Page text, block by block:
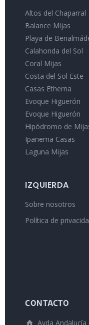
Altos del Chaparral
Balance Mijas
Playa de
Calahonda del Sol
Coral Mijas
Costa del Sol Este
Casas Etherna
Evoque Higuerón
Evoque Higuerón
Hipódromo de
Ipanema Casas
Laguna Mijas
IZQUIERDA
Sobre nosotros
Política de
CONTACTO
Avda